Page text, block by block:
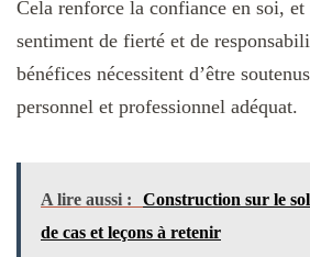
Cela renforce la confiance en soi,
sentiment de fierté et de
bénéfices nécessitent d’être
personnel et professionnel adéquat.
A lire aussi :
Construction sur le
de cas et leçons à retenir